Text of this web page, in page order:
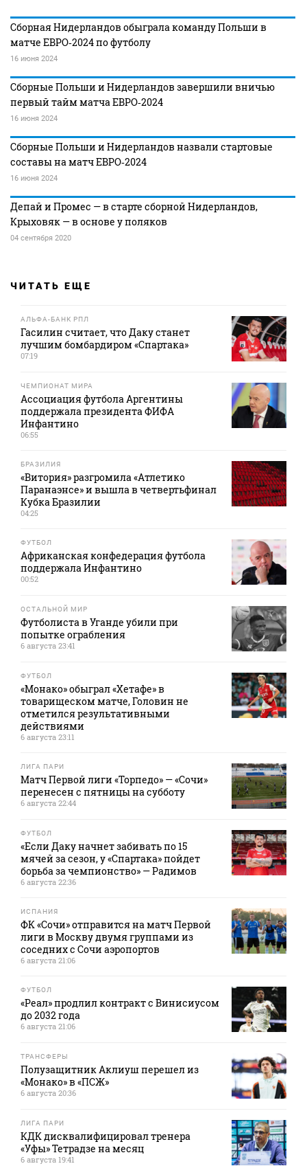
Сборная Нидерландов обыграла команду Польши в
матче ЕВРО‑2024 по футболу
16 июня 2024
Сборные Польши и Нидерландов завершили вничью
первый тайм матча ЕВРО‑2024
16 июня 2024
Сборные Польши и Нидерландов назвали стартовые
составы на матч ЕВРО‑2024
16 июня 2024
Депай и Промес — в старте сборной Нидерландов,
Крыховяк — в основе у поляков
04 сентября 2020
ЧИТАТЬ ЕЩЕ
АЛЬФА-БАНК РПЛ
Гасилин считает, что Даку станет
лучшим бомбардиром «Спартака»
07:19
ЧЕМПИОНАТ МИРА
Ассоциация футбола Аргентины
поддержала президента ФИФА
Инфантино
06:55
БРАЗИЛИЯ
«Витория» разгромила «Атлетико
Паранаэнсе» и вышла в четвертьфинал
Кубка Бразилии
04:25
ФУТБОЛ
Африканская конфедерация футбола
поддержала Инфантино
00:52
ОСТАЛЬНОЙ МИР
Футболиста в Уганде убили при
попытке ограбления
6 августа 23:41
ФУТБОЛ
«Монако» обыграл «Хетафе» в
товарищеском матче, Головин не
отметился результативными
действиями
6 августа 23:11
ЛИГА ПАРИ
Матч Первой лиги «Торпедо» — «Сочи»
перенесен с пятницы на субботу
6 августа 22:44
ФУТБОЛ
«Если Даку начнет забивать по 15
мячей за сезон, у «Спартака» пойдет
борьба за чемпионство» — Радимов
6 августа 22:36
ИСПАНИЯ
ФК «Сочи» отправится на матч Первой
лиги в Москву двумя группами из
соседних с Сочи аэропортов
6 августа 21:06
ФУТБОЛ
«Реал» продлил контракт с Винисиусом
до 2032 года
6 августа 21:06
ТРАНСФЕРЫ
Полузащитник Аклиуш перешел из
«Монако» в «ПСЖ»
6 августа 20:36
ЛИГА ПАРИ
КДК дисквалифицировал тренера
«Уфы» Тетрадзе на месяц
6 августа 19:41